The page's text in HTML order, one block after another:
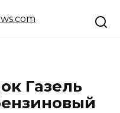
Газель